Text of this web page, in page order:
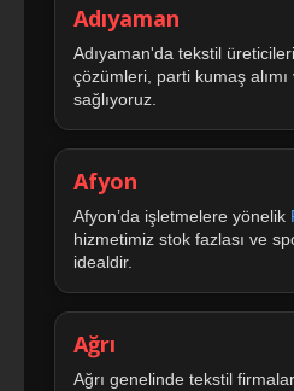
Adıyaman
Adıyaman'da tekstil
çözümleri, parti kumaş
sağlıyoruz.
Afyon
Afyon’da işletmelere yönelik
hizmetimiz stok fazlası ve
idealdir.
Ağrı
Ağrı genelinde tekstil